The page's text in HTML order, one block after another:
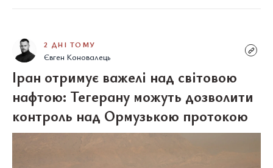
2 ДНІ ТОМУ
Євген Коновалець
Іран отримує важелі над світовою
нафтою: Тегерану можуть дозволити
контроль над Ормузькою протокою